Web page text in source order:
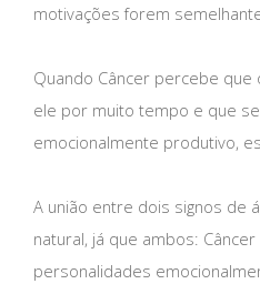
motivações forem
Quando Câncer percebe
ele por muito tempo e que
emocionalmente produtivo,
A união entre dois signos de
natural, já que ambos:
personalidades